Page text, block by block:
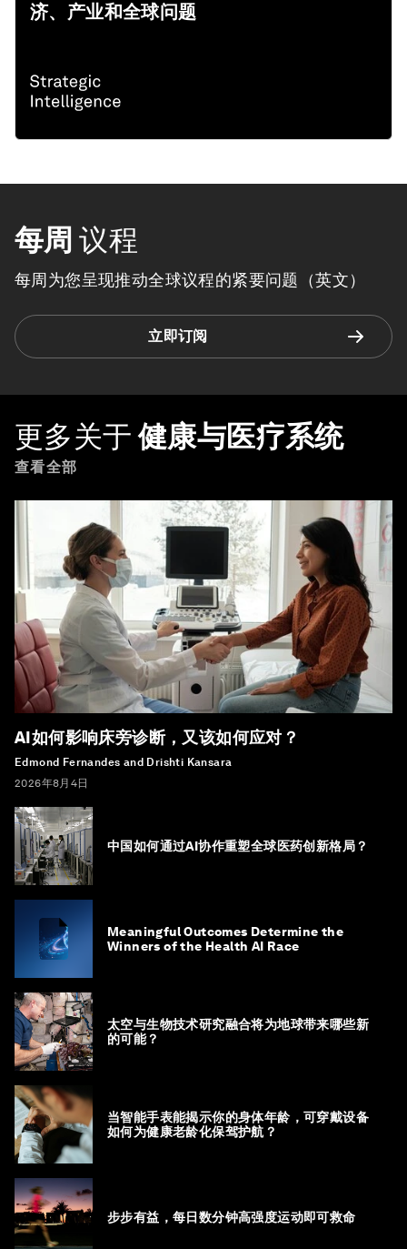
济、产业和全球问题
每周 议程
每周为您呈现推动全球议程的紧要问题（英文）
立即订阅
更多关于 健康与医疗系统
查看全部
AI如何影响床旁诊断，又该如何应对？
Edmond Fernandes and Drishti Kansara
2026年8月4日
中国如何通过AI协作重塑全球医药创新格局？
Meaningful Outcomes Determine the
Winners of the Health AI Race
太空与生物技术研究融合将为地球带来哪些新
的可能？
当智能手表能揭示你的身体年龄，可穿戴设备
如何为健康老龄化保驾护航？
步步有益，每日数分钟高强度运动即可救命